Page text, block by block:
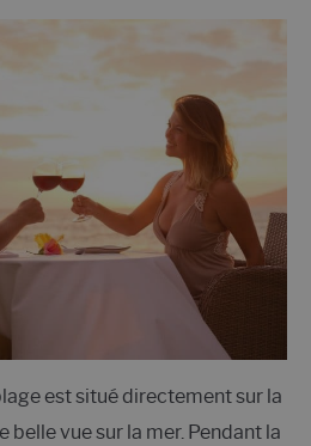
est situé directement sur la
belle vue sur la mer. Pendant la